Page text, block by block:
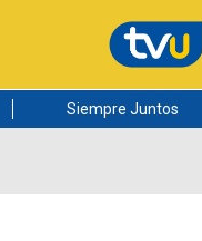
Siempre Juntos